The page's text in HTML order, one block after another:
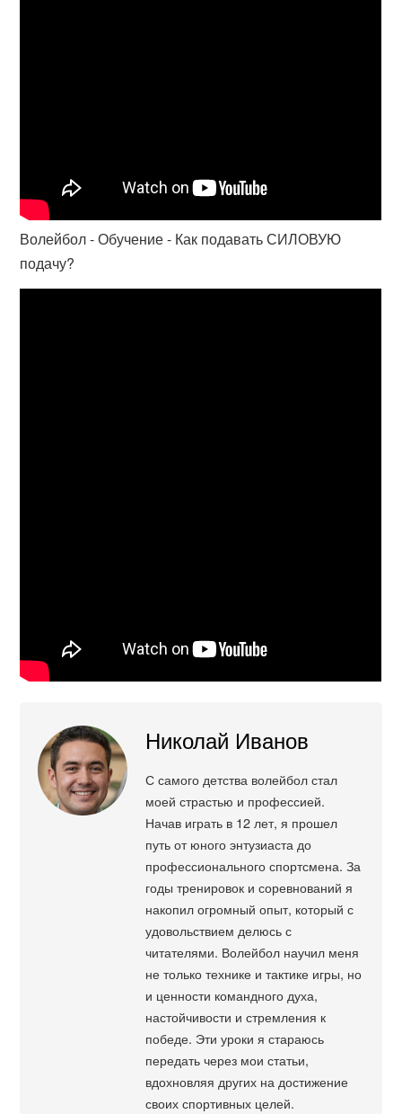
Волейбол - Обучение - Как подавать СИЛОВУЮ
подачу?
Николай Иванов
С самого детства волейбол стал
моей страстью и профессией.
Начав играть в 12 лет, я прошел
путь от юного энтузиаста до
профессионального спортсмена. За
годы тренировок и соревнований я
накопил огромный опыт, который с
удовольствием делюсь с
читателями. Волейбол научил меня
не только технике и тактике игры, но
и ценности командного духа,
настойчивости и стремления к
победе. Эти уроки я стараюсь
передать через мои статьи,
вдохновляя других на достижение
своих спортивных целей.